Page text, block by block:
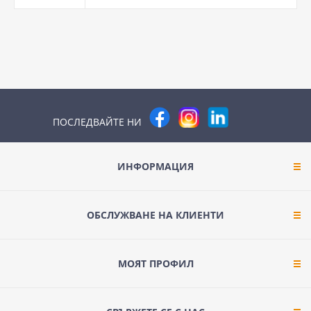
ПОСЛЕДВАЙТЕ НИ
ИНФОРМАЦИЯ
ОБСЛУЖВАНЕ НА КЛИЕНТИ
МОЯТ ПРОФИЛ